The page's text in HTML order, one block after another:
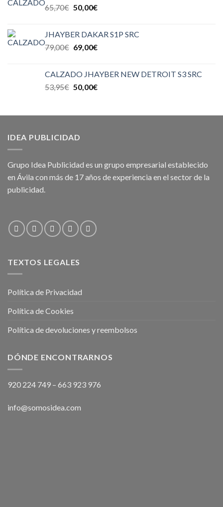
65,70€ 50,00€
JHAYBER DAKAR S1P SRC
79,00€ 69,00€
CALZADO JHAYBER NEW DETROIT S3 SRC
53,95€ 50,00€
IDEA PUBLICIDAD
Grupo Idea Publicidad es un grupo empresarial establecido
en Ávila con más de 17 años de experiencia en el sector de la
publicidad.
TEXTOS LEGALES
Política de Privacidad
Política de Cookies
Política de devoluciones y reembolsos
DÓNDE ENCONTRARNOS
920 224 749 – 663 923 976
info@somosidea.com